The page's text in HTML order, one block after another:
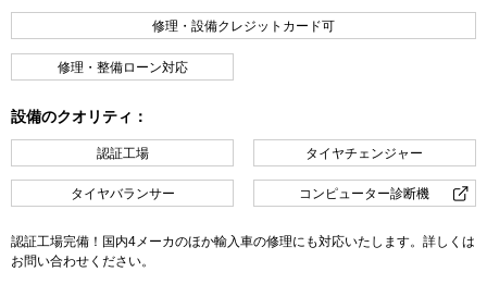
修理・設備クレジットカード可
修理・整備ローン対応
設備のクオリティ：
認証工場 タイヤチェンジャー
タイヤバランサー コンピューター診断機
認証工場完備！国内4メーカのほか輸入車の修理にも対応いたします。詳しくは
お問い合わせください。